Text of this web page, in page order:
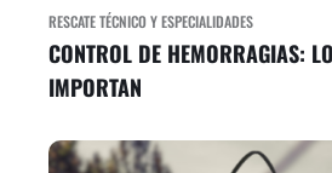
RESCATE TÉCNICO Y ESPECIALIDADES
CONTROL DE HEMORRAGIAS:
IMPORTAN